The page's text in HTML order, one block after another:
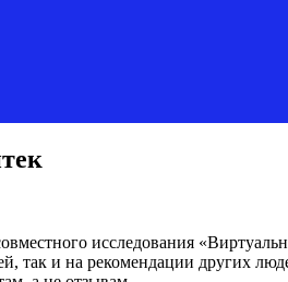
исследования
так и на рекомендации других